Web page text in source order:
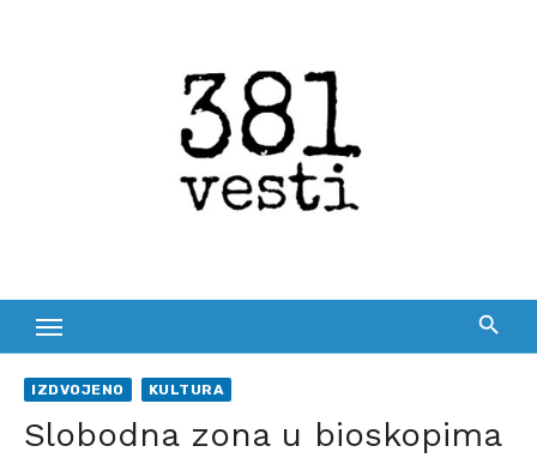
IZDVOJENO KULTURA
Slobodna zona u bioskopima